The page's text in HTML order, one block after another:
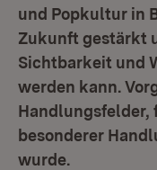
und Popkultur in
Zukunft gestärkt
Sichtbarkeit und
werden kann.
Handlungsfelder,
besonderer
wurde.